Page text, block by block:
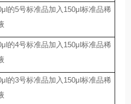
的5号标准品加入 150μl标准品稀
的4号标准品加入 150μl标准品稀
的3号标准品加入 150μl标准品稀